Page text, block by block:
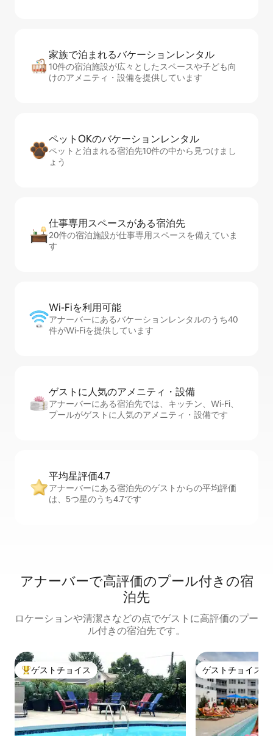
家族で泊まれるバ⁠ケ⁠ー⁠シ⁠ョ⁠ンレ⁠ン⁠タ⁠ル
10件の宿泊施設が広々としたスペースや子ども向
けのアメニティ・設備を提供しています
ペットOKのバ⁠ケ⁠ー⁠シ⁠ョ⁠ンレ⁠ン⁠タ⁠ル
ペットと泊まれる宿泊先10件の中から見つけまし
ょう
仕事専用ス⁠ペ⁠ー⁠スがあ⁠る宿⁠泊⁠先
20件の宿泊施設が仕事専用スペースを備えていま
す
Wi-Fiを利⁠用⁠可⁠能
アナーバーにあるバケーションレンタルのうち40
件がWi-Fiを提供しています
ゲストに人⁠気⁠のア⁠メ⁠ニ⁠テ⁠ィ・設⁠備
アナーバーにある宿泊先では、キッチン、Wi-Fi、
プールがゲストに人気のアメニティ・設備です
平均星評価4.7
アナーバーにある宿泊先のゲストからの平均評価
は、5つ星のうち4.7です
アナーバーで高評価のプール付きの宿
泊先
ロケーションや清潔さなどの点でゲストに高評価のプー
ル付きの宿泊先です。
大好評のゲストチョイスです。
ゲストチョイス ゲストチョイス
ゲストチョイス